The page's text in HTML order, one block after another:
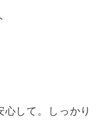
して。しっかり